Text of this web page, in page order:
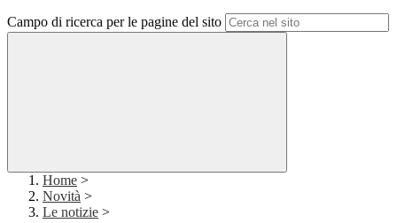
Campo di ricerca per le pagine del sito
Home >
Novità >
Le notizie >